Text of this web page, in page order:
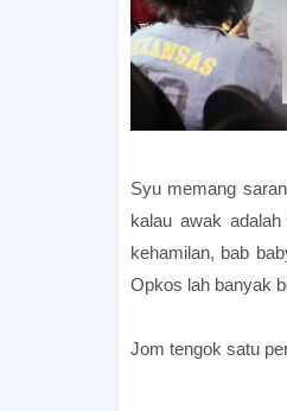
Syu memang
kalau awak
kehamilan, bab
Opkos lah banyak
Jom tengok satu